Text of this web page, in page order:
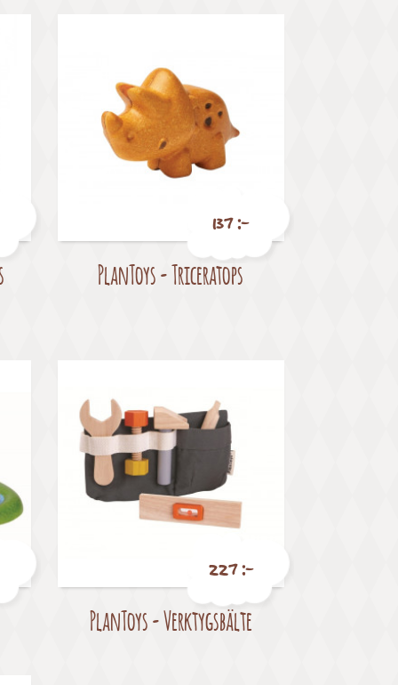
Pris
137 :-
PlanToys - Triceratops
Pris
227 :-
PlanToys - Verktygsbälte